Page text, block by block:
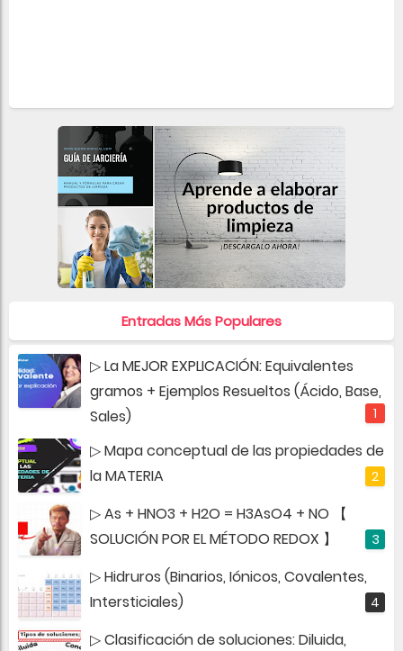
Entradas Más Populares
▷ La MEJOR EXPLICACIÓN: Equivalentes
gramos + Ejemplos Resueltos (Ácido, Base,
Sales)
▷ Mapa conceptual de las propiedades de
la MATERIA
▷ As + HNO3 + H2O = H3AsO4 + NO 【
SOLUCIÓN POR EL MÉTODO REDOX 】
▷ Hidruros (Binarios, Iónicos, Covalentes,
Intersticiales)
▷ Clasificación de soluciones: Diluida,